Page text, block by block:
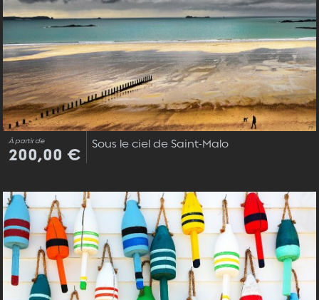
À partir de
200,00 €
Sous le ciel de Saint-Malo